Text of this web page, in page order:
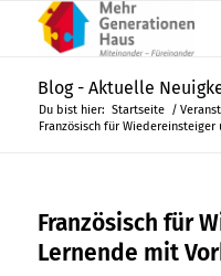
Blog - Aktuelle
Du bist hier: Startseite /
Französisch für
Französisch für
Lernende mit